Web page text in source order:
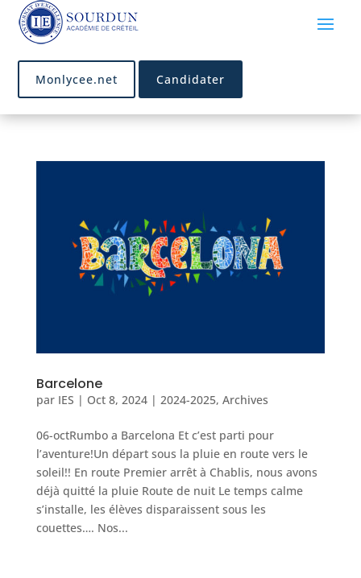
Candidater
Monlycee.net
Barcelone
par IES | Oct 8, 2024| 2024-2025, Archives
06-octRumbo a Barcelona Et c’est parti pour
l’aventure!Un départ sous la pluie en route vers le
soleil!! En route Premier arrêt à Chablis, nous avons
déjà quitté la pluie Route de nuit Le temps calme
s’installe, les élèves disparaissent sous les
couettes…. Nos...